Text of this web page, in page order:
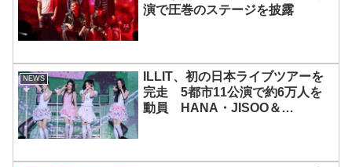
演で圧巻のステージを披露
NEWS
ILLIT、初の日本ライブツアーを
完走 5都市11公演で約6万人を
動員 HANA・JISOO＆